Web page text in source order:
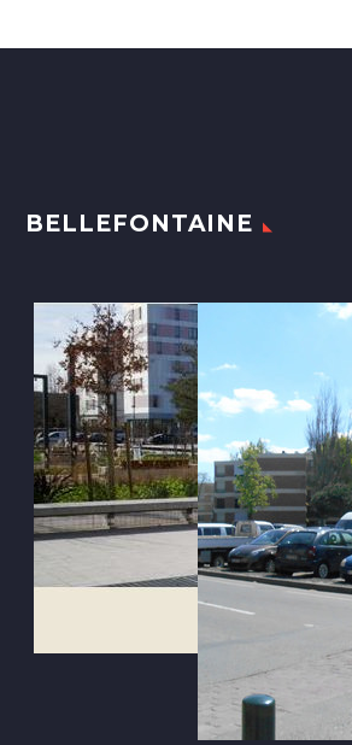
BELLEFONTAINE